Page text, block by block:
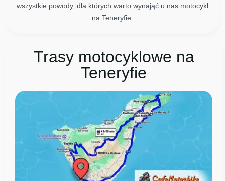
wszystkie powody, dla których warto wynająć u nas motocykl
na Teneryfie.
Trasy motocyklowe na
Teneryfie